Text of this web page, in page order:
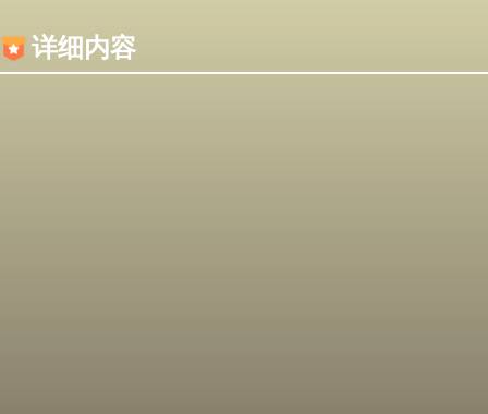
详细内容